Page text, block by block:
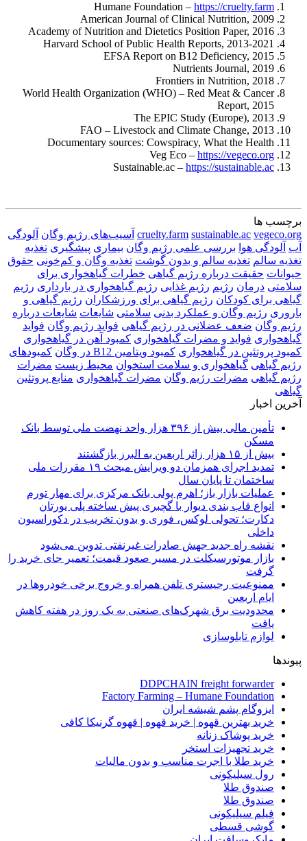
Humane Foundation – https://cruelty.farm
American Journal of Clinical Nutrition, 2009
Academy of Nutrition and Dietetics Position Paper, 2016
Harvard School of Public Health Reports, 2013-2021
EFSA Report on B12 Deficiency, 2015
Nutrients Journal, 2019
Frontiers in Nutrition, 2018
World Health Organization (WHO) – Red Meat & Cancer
Report, 2015
The EPIC Study (Europe), 2013
FAO – Livestock and Climate Change, 2013
Documentary sources: Cowspiracy, What the Health
Veg Eco – https://vegeco.org
Sustainable.ac – https://sustainable.ac
برچسب ها
cruelty.farm sustainable.ac vegeco.org آسیب‌های رژیم وگان آلودگی
آب آلودگی هوا بررسی علمی رژیم وگان بیماری پیشگیری تغذیه
تغذیه سالم تغذیه سالم و بدون گوشت تغذیه وگان و کم‌خونی حقوق
حیوانات حقیقت درباره رژیم گیاهی خطرات گیاهخواری برای
سلامتی درمان رژیم رژیم غذایی رژیم گیاهخواری در بارداری رژیم
گیاهی برای کودکان رژیم گیاهی برای ورزشکاران رژیم گیاهی و
باروری رژیم وگان و عملکرد بدنی سلامتی شایعات شایعات درباره
رژیم وگان ضعف عضلانی در رژیم گیاهی فواید رژیم وگان فواید
گیاهخواری فواید و مضرات گیاهخواری کمبود آهن در گیاهخواری
کمبود پروتئین در گیاهخواری کمبود ویتامین B12 در وگان
کمبودهای
رژیم گیاهی گیاهخواری و سلامت استخوان محیط زیست مضرات
رژیم گیاهی مضرات رژیم وگان مضرات گیاهخواری منابع پروتئین
گیاهی
آخرین اخبار
تأمین مالی بیش از ۳۹۶ هزار واحد نهضت ملی توسط بانک
مسکن
بیش از ۱۵ هزار زائر اربعین به البرز بازگشتند
تمدید اجرای همزمان دو ویرایش مبحث ۱۹ مقررات ملی
ساختمان تا پایان سال
عملیات بازار باز؛ اهرم پولی بانک مرکزی برای مهار تورم
انواع قاب بندی دیوار با گچبری پیش ساخته پلی یورتان
دکارت؛ تحولی لوکس، فوری و بدون تخریب در دکوراسیون
داخلی
نقشه راه جدید جهش صادرات غیرنفتی تدوین می‌شود
بازار موتورسیکلت در مسیر صعود قیمت؛ تعمیر جای خرید را
گرفت
ممنوعیت رجیستری تلفن همراه و خروج برخی خودروها در
ایام اربعین
محدودیت برق شهرک‌های صنعتی به یک روز در هفته کاهش
یافت
لوازم تابلوسازی
پیوندها
DDPCHAIN freight forwarder
Factory Farming – Humane Foundation
ایزوگام پشم شیشه ایران
خرید بهترین قهوه | خرید قهوه | قهوه گرنیکا کافی
خرید پوشاک زنانه
خرید تجهیزات استخر
خرید طلا با اجرت مناسب و بدون مالیات
رول سیلیکونی
صندوق طلا
صندوق طلا
فیلم سیلیکونی
گوشی قسطی